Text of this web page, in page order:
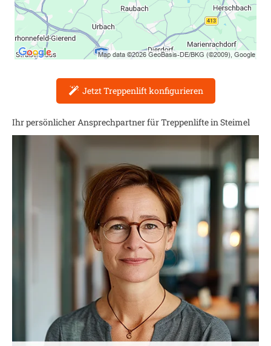
Jetzt Treppenlift konfigurieren
Ihr persönlicher Ansprechpartner für Treppenlifte inSteimel